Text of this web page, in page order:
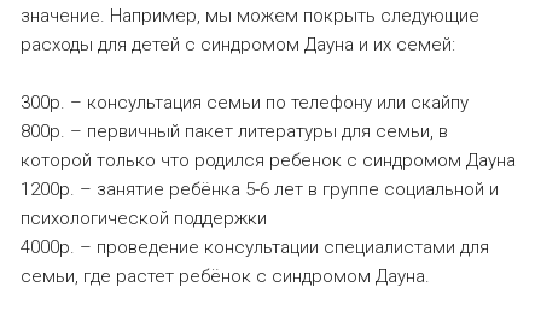
значение. Например, мы можем покрыть следующие
расходы для детей с синдромом Дауна и их семей:
300р. – консультация семьи по телефону или скайпу
800р. – первичный пакет литературы для семьи, в
которой только что родился ребенок с синдромом Дауна
1200р. – занятие ребёнка 5-6 лет в группе социальной и
психологической поддержки
4000р. – проведение консультации специалистами для
семьи, где растет ребёнок с синдромом Дауна.